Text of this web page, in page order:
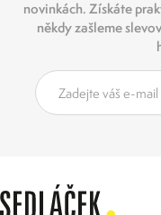
novinkách. Získáte
někdy zašleme